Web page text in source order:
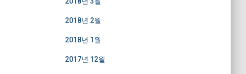
2018년 2월
2018년 1월
2017년 12월